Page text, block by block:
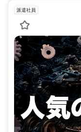
派遣社員